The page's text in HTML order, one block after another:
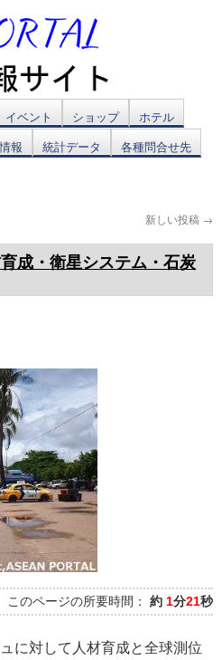
イベント ショップ
ホテル
報 統計データ 各種問合せ先
新しい投稿 →
成・衛星システム・石炭
このページの所要時間： 約 1分21秒
に対して人材育成と全球測位